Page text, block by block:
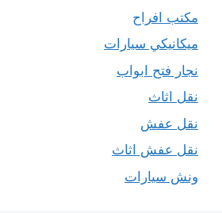
مكتب افراح
ميكانيكي سيارات
نجار فتح ابواب
نقل اثاث
نقل عفش
نقل عفش اثاث
ونش سيارات